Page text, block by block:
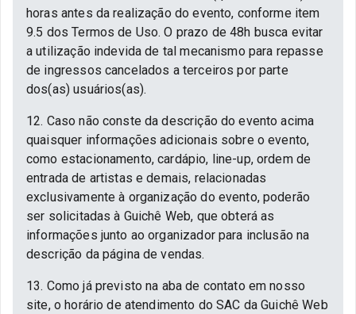
horas antes da realização do evento, conforme item
9.5 dos Termos de Uso. O prazo de 48h busca evitar
a utilização indevida de tal mecanismo para repasse
de ingressos cancelados a terceiros por parte
dos(as) usuários(as).
12. Caso não conste da descrição do evento acima
quaisquer informações adicionais sobre o evento,
como estacionamento, cardápio, line-up, ordem de
entrada de artistas e demais, relacionadas
exclusivamente à organização do evento, poderão
ser solicitadas à Guichê Web, que obterá as
informações junto ao organizador para inclusão na
descrição da página de vendas.
13. Como já previsto na aba de contato em nosso
site, o horário de atendimento do SAC da Guichê Web